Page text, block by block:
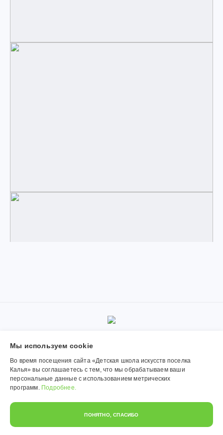
© 2019-2026, Муниципальное автономное учреждение
дополнительного образования «Детская школа искусств поселка
Калья». Использование материалов сайта согласуется с
администрацией учреждения.
Обработка персональных данных
Мы используем сookie
Во время посещения сайта «Детская школа искусств поселка
Калья» вы соглашаетесь с тем, что мы обрабатываем ваши
персональные данные с использованием метрических
программ. Подробнее.
ПОНЯТНО, СПАСИБО